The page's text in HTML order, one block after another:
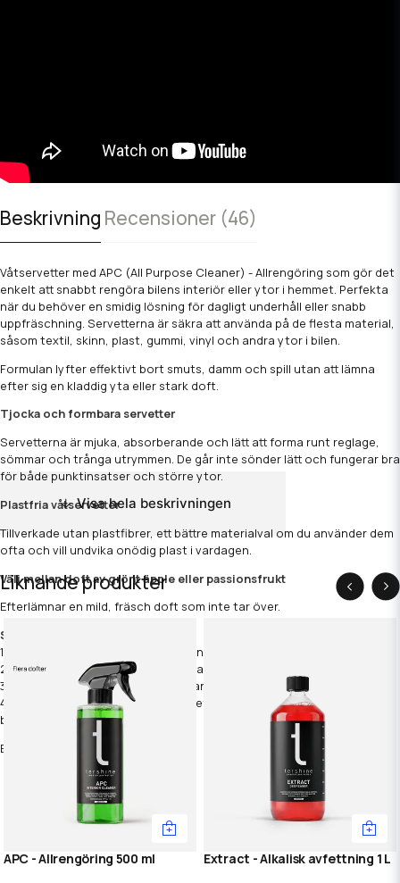
Beskrivning Recensioner (46)
Våtservetter med APC (All Purpose Cleaner) - Allrengöring som gör det
enkelt att snabbt rengöra bilens interiör eller ytor i hemmet. Perfekta
när du behöver en smidig lösning för dagligt underhåll eller snabb
uppfräschning. Servetterna är säkra att använda på de flesta material,
såsom textil, skinn, plast, gummi, vinyl och andra ytor i bilen.
Formulan lyfter effektivt bort smuts, damm och spill utan att lämna
efter sig en kladdig yta eller stark doft.
Tjocka och formbara servetter
Servetterna är mjuka, absorberande och lätt att forma runt reglage,
sömmar och trånga utrymmen. De går inte sönder lätt och fungerar bra
för både punktinsatser och större ytor.
Plastfria våtservetter
Tillverkade utan plastfibrer, ett bättre materialval om du använder dem
ofta och vill undvika onödig plast i vardagen.
Välj mellan doft av grönt äpple eller passionsfrukt
Efterlämnar en mild, fräsch doft som inte tar över.
Så här gör du:
1. Ta en våtservett direkt ur förpackningen.
2. Torka av den yta som ska rengöras.
3. Låt vätskan avdunsta på egen hand.
4. Stäng förpackningen ordentligt efter användning så att servetterna
behåller fukten.
Ej märkningspliktig
Visa hela beskrivningen
Liknande produkter
APC - Allrengöring 500 ml Extract - Alkalisk avfettning 1 L